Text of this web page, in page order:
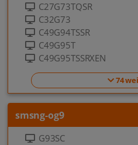
C27G73TQSR
C32G73
C49G94TSSR
C49G95T
C49G95TSSRXEN
74
smsng-og9
G93SC